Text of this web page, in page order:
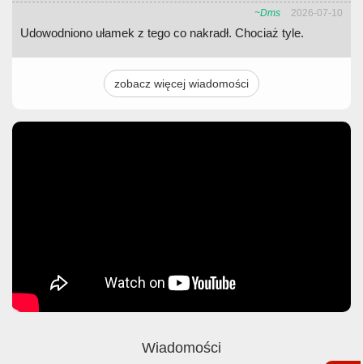
~Dms 2026-07-10
Udowodniono ułamek z tego co nakradł. Chociaż tyle.
zobacz więcej wiadomości
Wiadomości